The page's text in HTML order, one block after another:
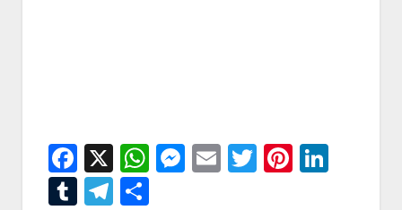
Facebook
X WhatsApp
Messenger
EmailTwitter
TumblrTelegram